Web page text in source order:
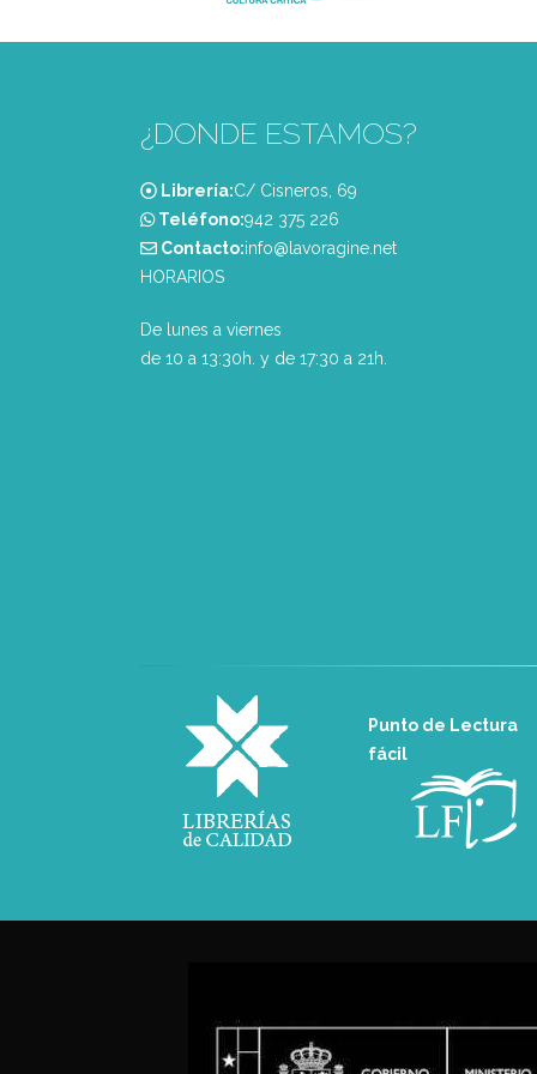
¿DONDE ESTAMOS?
Librería:C/ Cisneros, 69
Teléfono:‭942 375 226‬
Contacto:info@lavoragine.net
HORARIOS
De lunes a viernes
de 10 a 13:30h. y de 17:30 a 21h.
Punto de Lectura
fácil